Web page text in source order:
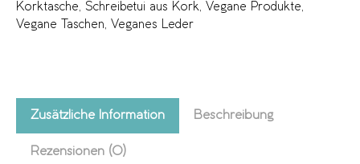
Korktasche
Schreibetui aus Kork Vegane Produkte
Vegane Taschen
Veganes Leder
Zusätzliche Information Beschreibung
Rezensionen (0)